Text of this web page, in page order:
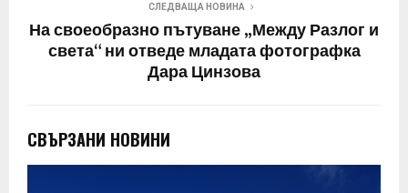
СЛЕДВАЩА НОВИНА
На своеобразно пътуване „Между Разлог и
света“ ни отведе младата фотографка
Дара Цинзова
СВЪРЗАНИ НОВИНИ